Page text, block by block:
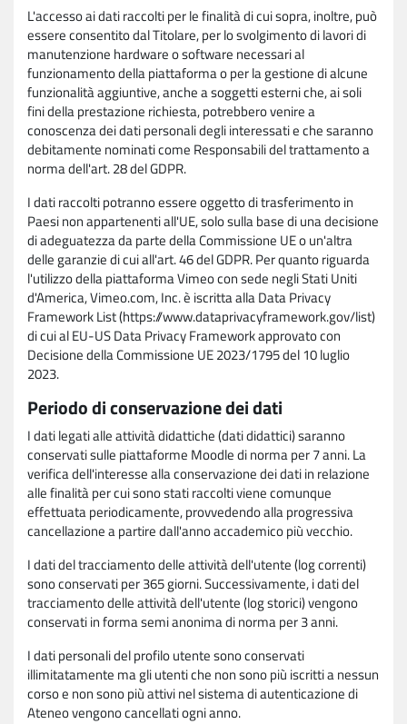
L'accesso ai dati raccolti per le finalità di cui sopra, inoltre, può
essere consentito dal Titolare, per lo svolgimento di lavori di
manutenzione hardware o software necessari al
funzionamento della piattaforma o per la gestione di alcune
funzionalità aggiuntive, anche a soggetti esterni che, ai soli
fini della prestazione richiesta, potrebbero venire a
conoscenza dei dati personali degli interessati e che saranno
debitamente nominati come Responsabili del trattamento a
norma dell'art. 28 del GDPR.
I dati raccolti potranno essere oggetto di trasferimento in
Paesi non appartenenti all'UE, solo sulla base di una decisione
di adeguatezza da parte della Commissione UE o un'altra
delle garanzie di cui all'art. 46 del GDPR. Per quanto riguarda
l'utilizzo della piattaforma Vimeo con sede negli Stati Uniti
d'America, Vimeo.com, Inc. è iscritta alla Data Privacy
Framework List (https://www.dataprivacyframework.gov/list)
di cui al EU-US Data Privacy Framework approvato con
Decisione della Commissione UE 2023/1795 del 10 luglio
2023.
Periodo di conservazione dei dati
I dati legati alle attività didattiche (dati didattici) saranno
conservati sulle piattaforme Moodle di norma per 7 anni. La
verifica dell'interesse alla conservazione dei dati in relazione
alle finalità per cui sono stati raccolti viene comunque
effettuata periodicamente, provvedendo alla progressiva
cancellazione a partire dall'anno accademico più vecchio.
I dati del tracciamento delle attività dell'utente (log correnti)
sono conservati per 365 giorni. Successivamente, i dati del
tracciamento delle attività dell'utente (log storici) vengono
conservati in forma semi anonima di norma per 3 anni.
I dati personali del profilo utente sono conservati
illimitatamente ma gli utenti che non sono più iscritti a nessun
corso e non sono più attivi nel sistema di autenticazione di
Ateneo vengono cancellati ogni anno.